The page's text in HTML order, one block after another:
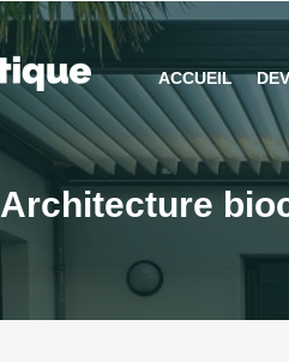
ACCUEIL
Architecture